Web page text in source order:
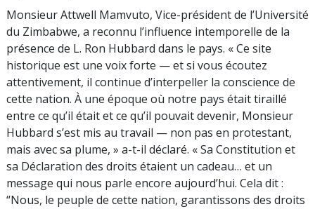
Monsieur Attwell Mamvuto, Vice-président de l’Université
du Zimbabwe, a reconnu l’influence intemporelle de la
présence de L. Ron Hubbard dans le pays. « Ce site
historique est une voix forte — et si vous écoutez
attentivement, il continue d’interpeller la conscience de
cette nation. À une époque où notre pays était tiraillé
entre ce qu’il était et ce qu’il pouvait devenir, Monsieur
Hubbard s’est mis au travail — non pas en protestant,
mais avec sa plume, » a-t-il déclaré. « Sa Constitution et
sa Déclaration des droits étaient un cadeau… et un
message qui nous parle encore aujourd’hui. Cela dit :
“Nous, le peuple de cette nation, garantissons des droits